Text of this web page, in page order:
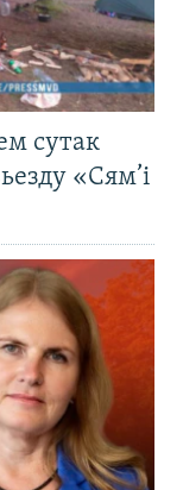
сутак
«Сям’і